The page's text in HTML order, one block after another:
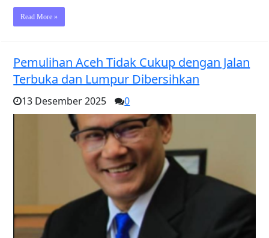
Read More »
Pemulihan Aceh Tidak Cukup dengan Jalan
Terbuka dan Lumpur Dibersihkan
13 Desember 2025 0